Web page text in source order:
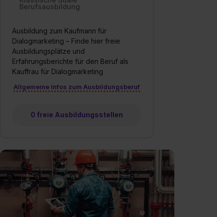
Berufsausbildung
Ausbildung zum Kaufmann für
Dialogmarketing – Finde hier freie
Ausbildungsplätze und
Erfahrungsberichte für den Beruf als
Kauffrau für Dialogmarketing
Allgemeine Infos zum Ausbildungsberuf
0 freie Ausbildungsstellen